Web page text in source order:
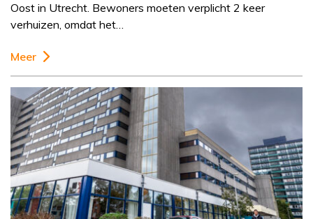
Oost in Utrecht. Bewoners moeten verplicht 2 keer
verhuizen, omdat het…
Meer